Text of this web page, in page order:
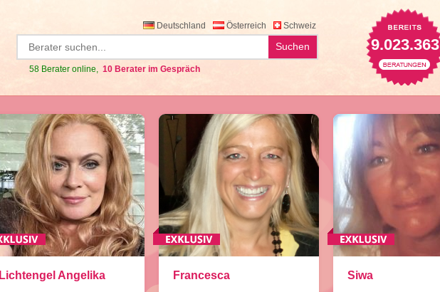
Deutschland Österreich Schweiz
Suchen 9.023.363
58 Berater online, 10 Berater im Gespräch
Lichtengel Angelika Francesca Siwa